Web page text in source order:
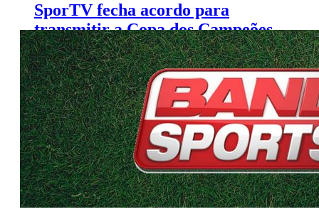
SporTV fecha acordo para
transmitir a Copa dos Campeões
da América